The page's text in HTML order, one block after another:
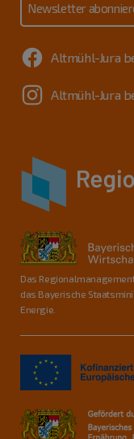
Newsletter
Altmühl-Jura
Altmühl-Jura
Das
das Bayerische
Energie.